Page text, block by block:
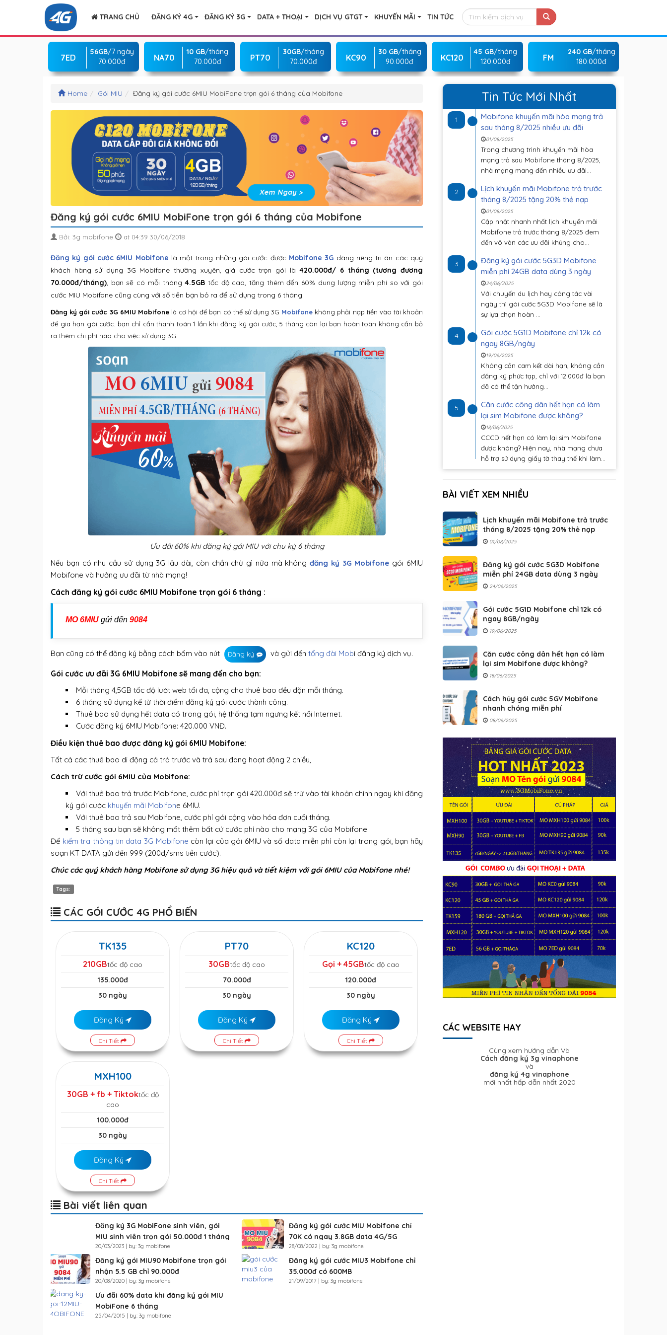
TRANG CHỦ ĐĂNG KÝ 4G ĐĂNG KÝ 3G DATA + THOẠI DỊCH VỤ GTGT KHUYẾN MÃI TIN TỨC
7ED
56GB/7 ngày
70.000đ
NA70
10 GB/tháng
70.000đ
PT70
30GB/tháng
70.000đ
KC90
30 GB/tháng
90.000đ
KC120
45 GB/tháng
120.000đ
FM
240 GB/tháng
180.000đ
Home Gói MIU Đăng ký gói cước 6MIU MobiFone trọn gói 6 tháng của Mobifone
Đăng ký gói cước 6MIU MobiFone trọn gói 6 tháng của Mobifone
Bởi: 3g mobifone at 04:39 30/06/2018
Đăng ký gói cước 6MIU Mobifone là một trong những gói cước được Mobifone 3G dàng riêng tri ân các quý
khách hàng sử dụng 3G Mobifone thường xuyên, giá cước trọn gói là420.000đ/ 6 tháng (tương đương
70.000đ/tháng), bạn sẽ có mỗi tháng4.5GB tốc độ cao, tăng thêm đến 60% dung lượng miễn phí so với gói
cước MIU Mobifone cũng cùng với số tiền bạn bỏ ra để sử dụng trong 6 tháng.
Đăng ký gói cước 3G 6MIU Mobifonelà cơ hội để bạn có thể sử dụng 3G Mobifone không phải nạp tiền vào tài khoản
để gia hạn gói cước. bạn chỉ cần thanh toán 1 lần khi đăng ký gói cước, 5 tháng còn lại bạn hoàn toàn không cần bỏ
ra thêm chi phí nào cho việc sử dụng 3G.
Ưu đãi 60% khi đăng ký gói MIU với chu kỳ 6 tháng
Nếu bạn có nhu cầu sử dụng 3G lâu dài, còn chần chừ gì nữa mà khôngđăng ký 3G Mobifone gói 6MIU
Mobifone và hưởng ưu đãi từ nhà mạng!
Cách đăng ký gói cước 6MIU Mobifone trọn gói 6 tháng :
MO 6MIU gửi đến 9084
Bạn cũng có thể đăng ký bằng cách bấm vào nút Đăng ký và gửi đến tổng đài Mobi đăng ký dịch vụ.
Gói cước ưu đãi 3G 6MIU Mobifone sẽ mang đến cho bạn:
Mỗi tháng 4,5GB tốc độ lướt web tối đa, cộng cho thuê bao đều đặn mỗi tháng.
6 tháng sử dụng kể từ thời điểm đăng ký gói cước thành công.
Thuê bao sử dụng hết data có trong gói, hệ thống tạm ngưng kết nối Internet.
Cước đăng ký 6MIU Mobifone: 420.000 VNĐ.
Điều kiện thuê bao được đăng ký gói 6MIU Mobifone:
Tất cả các thuê bao di động cả trả trước và trả sau đang hoạt động 2 chiều,
Cách trừ cước gói 6MIU của Mobifone:
Với thuê bao trả trước Mobifone, cước phí trọn gói 420.000đ sẽ trừ vào tài khoản chính ngay khi đăng
ký gói cước khuyến mãi Mobifone 6MIU.
Với thuê bao trả sau Mobifone, cước phí gói cộng vào hóa đơn cuối tháng.
5 tháng sau bạn sẽ không mất thêm bất cứ cước phí nào cho mạng 3G của Mobifone
Để kiểm tra thông tin data 3G Mobifone còn lại của gói 6MIU và số data miễn phí còn lại trong gói, bạn hãy
soạn KT DATA gửi đến 999 (200đ/sms tiền cước).
Chúc các quý khách hàng Mobifone sử dụng 3G hiệu quả và tiết kiệm với gói 6MIU của Mobifone nhé!
Tags:
CÁC GÓI CƯỚC 4G PHỔ BIẾN
TK135
210GBtốc độ cao
135.000đ
30 ngày
Đăng Ký
Chi Tiết
PT70
30GBtốc độ cao
70.000đ
30 ngày
Đăng Ký
Chi Tiết
KC120
Gọi + 45GBtốc độ cao
120.000đ
30 ngày
Đăng Ký
Chi Tiết
MXH100
30GB + fb + Tiktoktốc độ
cao
100.000đ
30 ngày
Đăng Ký
Chi Tiết
Bài viết liên quan
Đăng ký 3G MobiFone sinh viên, gói
MIU sinh viên trọn gói 50.000đ 1 tháng
20/03/2023 | by: 3g mobifone
Đăng ký gói cước MIU Mobifone chỉ
70K có ngay 3.8GB data 4G/5G
28/08/2022 | by: 3g mobifone
Đăng ký gói MIU90 Mobifone trọn gói
nhận 5.5 GB chỉ 90.000đ
20/08/2020 | by: 3g mobifone
Đăng ký gói cước MIU3 Mobifone chỉ
35.000đ có 600MB
21/09/2017 | by: 3g mobifone
Ưu đãi 60% data khi đăng ký gói MIU
MobiFone 6 tháng
25/04/2015 | by: 3g mobifone
Tin Tức Mới Nhất
1
Mobifone khuyến mãi hòa mạng trả
sau tháng 8/2025 nhiều ưu đãi
01/08/2025
Trong chương trình khuyến mãi hòa
mạng trả sau Mobifone tháng 8/2025,
nhà mạng mang đến nhiều ưu đãi...
2
Lịch khuyến mãi Mobifone trả trước
tháng 8/2025 tặng 20% thẻ nạp
01/08/2025
Cập nhật nhanh nhất lịch khuyến mãi
Mobifone trả trước tháng 8/2025 đem
đến vô vàn các ưu đãi khủng cho...
3
Đăng ký gói cước 5G3D Mobifone
miễn phí 24GB data dùng 3 ngày
24/06/2025
Với chuyến du lịch hay công tác vài
ngày thì gói cước 5G3D Mobifone sẽ là
sự lựa chọn hoàn ...
4
Gói cước 5G1D Mobifone chỉ 12k có
ngay 8GB/ngày
19/06/2025
Không cần cam kết dài hạn, không cần
đăng ký phức tạp, chỉ với 12.000đ là bạn
đã có thể tận hưởng...
5
Căn cước công dân hết hạn có làm
lại sim Mobifone được không?
18/06/2025
CCCD hết hạn có làm lại sim Mobifone
được không? Hiện nay, nhà mạng chưa
hỗ trợ sử dụng giấy tờ thay thế khi làm...
BÀI VIẾT XEM NHIỀU
Lịch khuyến mãi Mobifone trả trước
tháng 8/2025 tặng 20% thẻ nạp
01/08/2025
Đăng ký gói cước 5G3D Mobifone
miễn phí 24GB data dùng 3 ngày
24/06/2025
Gói cước 5G1D Mobifone chỉ 12k có
ngay 8GB/ngày
19/06/2025
Căn cước công dân hết hạn có làm
lại sim Mobifone được không?
18/06/2025
Cách hủy gói cước 5GV Mobifone
nhanh chóng miễn phí
08/06/2025
CÁC WEBSITE HAY
Cùng xem hướng dẫn Và
Cách đăng ký 3g vinaphone
và
đăng ký 4g vinaphone
mới nhất hấp dẫn nhất 2020